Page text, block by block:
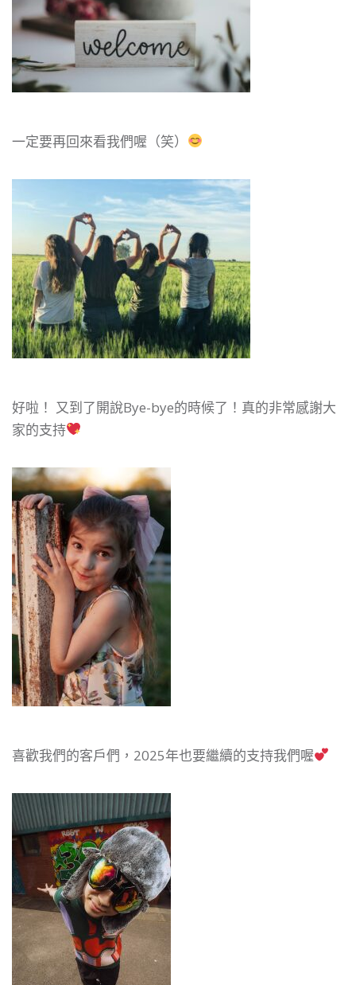
一定要再回來看我們喔（笑）
好啦！ 又到了開說Bye-bye的時候了！真的非常感謝大
家的支持
喜歡我們的客戶們，2025年也要繼續的支持我們喔